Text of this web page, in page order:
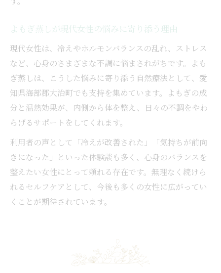
よもぎ蒸しが現代女性の悩みに寄り添う理由
現代女性は、冷えやホルモンバランスの乱れ、ストレス
など、心身のさまざまな不調に悩まされがちです。よも
ぎ蒸しは、こうした悩みに寄り添う自然療法として、愛
知県海部郡大治町でも支持を集めています。よもぎの成
分と温熱効果が、内側から体を整え、日々の不調をやわ
らげるサポートをしてくれます。
利用者の声として「冷えが改善された」「気持ちが前向
きになった」といった体験談も多く、心身のバランスを
整えたい女性にとって頼れる存在です。無理なく続けら
れるセルフケアとして、今後も多くの女性に広がってい
くことが期待されています。